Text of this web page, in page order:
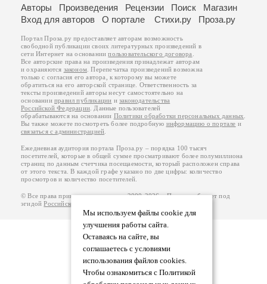
Мы используем файлы cookie для
улучшения работы сайта.
Оставаясь на сайте, вы
соглашаетесь с условиями
использования файлов cookies.
Чтобы ознакомиться с Политикой
Авторы Произведения Рецензии Поиск
Магазин
Вход для авторов
О портале Стихи.ру Проза.ру
Портал Проза.ру предоставляет авторам возможность
свободной публикации своих литературных произведений в
сети Интернет на основаниипользовательского договора
Все авторские права на произведения принадлежат авторам
и охраняются законом . Перепечатка произведений возможна
только с согласия его автора, к которому вы можете
обратиться на его авторской странице. Ответственность за
тексты произведений авторы несут самостоятельно на
основанииправил публикации изаконодательства
Российской Федерации . Данные пользователей
обрабатываются на основании Политики обработки персональных данных
Вы также можете посмотреть более подробную информацию о портале и
связаться с администрацией
Ежедневная аудитория портала Проза.ру – порядка 100 тысяч
посетителей, которые в общей сумме просматривают более полумиллиона
страниц по данным счетчика посещаемости, который расположен справа
от этого текста. В каждой графе указано по две цифры: количество
просмотров и количество посетителей.
© Все права принадлежат авторам, 2000-2026. Портал работает под
эгидойРоссийского союза писателей